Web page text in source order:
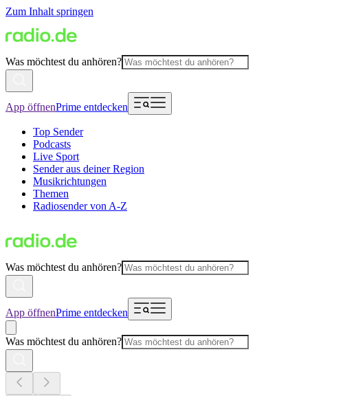
Zum Inhalt springen
Was möchtest du anhören?
App öffnenPrime entdecken
Top Sender
Podcasts
Live Sport
Sender aus deiner Region
Musikrichtungen
Themen
Radiosender von A-Z
Was möchtest du anhören?
App öffnenPrime entdecken
Was möchtest du anhören?